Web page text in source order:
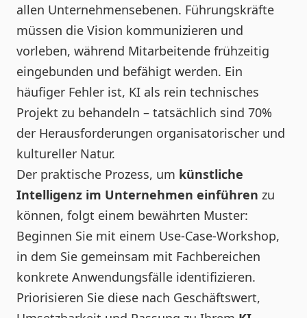
allen Unternehmensebenen. Führungskräfte
müssen die Vision kommunizieren und
vorleben, während Mitarbeitende frühzeitig
eingebunden und befähigt werden. Ein
häufiger Fehler ist, KI als rein technisches
Projekt zu behandeln – tatsächlich sind 70%
der Herausforderungen organisatorischer und
kultureller Natur.
Der praktische Prozess, um künstliche
Intelligenz im Unternehmen einführen zu
können, folgt einem bewährten Muster:
Beginnen Sie mit einem Use-Case-Workshop,
in dem Sie gemeinsam mit Fachbereichen
konkrete Anwendungsfälle identifizieren.
Priorisieren Sie diese nach Geschäftswert,